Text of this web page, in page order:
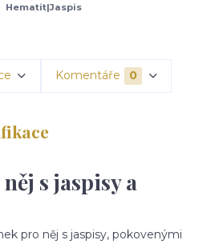
Hematit|Jaspis
Komentáře 0
s jaspisy a
pro něj s jaspisy, pokovenými